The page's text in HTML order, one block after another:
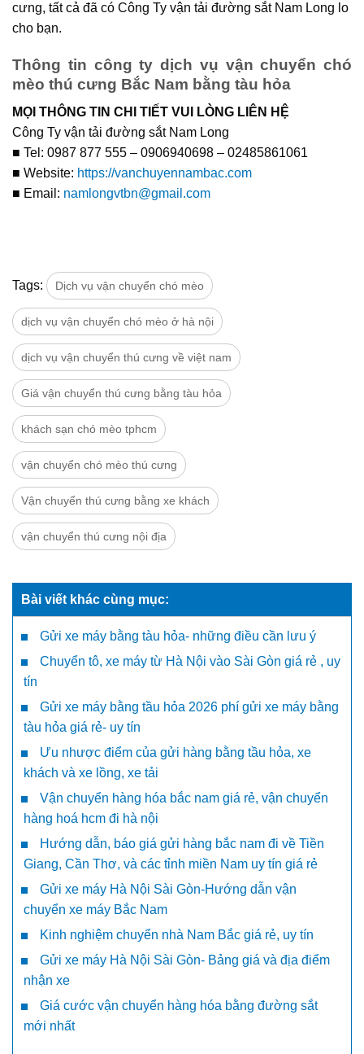
cưng, tất cả đã có Công Ty vận tải đường sắt Nam Long lo
cho bạn.
Thông tin công ty dịch vụ vận chuyển chó
mèo thú cưng Bắc Nam bằng tàu hỏa
MỌI THÔNG TIN CHI TIẾT VUI LÒNG LIÊN HỆ
Công Ty vận tải đường sắt Nam Long
■ Tel: 0987 877 555 – 0906940698 – 02485861061
■ Website: https://vanchuyennambac.com
■ Email: namlongvtbn@gmail.com
Tags: Dịch vụ vận chuyển chó mèo
dịch vụ vận chuyển chó mèo ở hà nội
dịch vụ vận chuyển thú cưng về việt nam
Giá vận chuyển thú cưng bằng tàu hỏa
khách sạn chó mèo tphcm
vận chuyển chó mèo thú cưng
Vận chuyển thú cưng bằng xe khách
vận chuyển thú cưng nội địa
Bài viết khác cùng mục:
Gửi xe máy bằng tàu hỏa- những điều cần lưu ý
Chuyển tô, xe máy từ Hà Nội vào Sài Gòn giá rẻ , uy
tín
Gửi xe máy bằng tầu hỏa 2026 phí gửi xe máy bằng
tàu hỏa giá rẻ- uy tín
Ưu nhược điểm của gửi hàng bằng tầu hỏa, xe
khách và xe lồng, xe tải
Vận chuyển hàng hóa bắc nam giá rẻ, vận chuyển
hàng hoá hcm đi hà nội
Hướng dẫn, báo giá gửi hàng bắc nam đi về Tiền
Giang, Cần Thơ, và các tỉnh miền Nam uy tín giá rẻ
Gửi xe máy Hà Nội Sài Gòn-Hướng dẫn vận
chuyển xe máy Bắc Nam
Kinh nghiệm chuyển nhà Nam Bắc giá rẻ, uy tín
Gửi xe máy Hà Nội Sài Gòn- Bảng giá và địa điểm
nhận xe
Giá cước vận chuyển hàng hóa bằng đường sắt
mới nhất